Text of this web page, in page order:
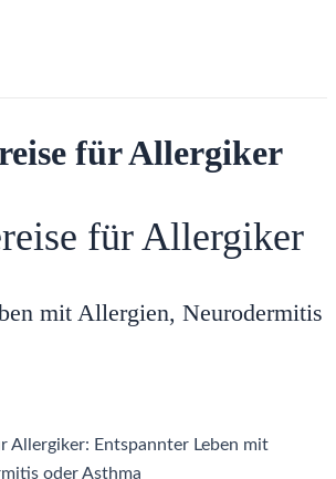
für Allergiker
für Allergiker
mit Allergien, Neurodermitis